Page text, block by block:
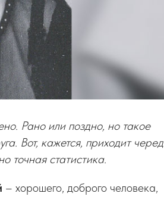
Рано или поздно, но такое
Вот, кажется, приходит черед
точная статистика.
– хорошего, доброго человека,